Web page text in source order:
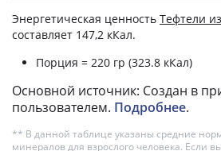
Энергетическая ценность Тефтели
составляет 147,2 кКал.
Порция = 220 гр (323.8 кКал)
Основной источник: Создан в
пользователем. Подробнее.
** В данной таблице указаны средние
минералов для взрослого человека. Если